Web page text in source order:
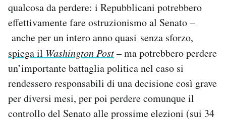
qualcosa da perdere: i Repubblicani potrebbero
effettivamente fare ostruzionismo al Senato –
anche per un intero anno quasi senza sforzo,
spiega il Washington Post– ma potrebbero perdere
un’importante battaglia politica nel caso si
rendessero responsabili di una decisione così grave
per diversi mesi, per poi perdere comunque il
controllo del Senato alle prossime elezioni (sui 34